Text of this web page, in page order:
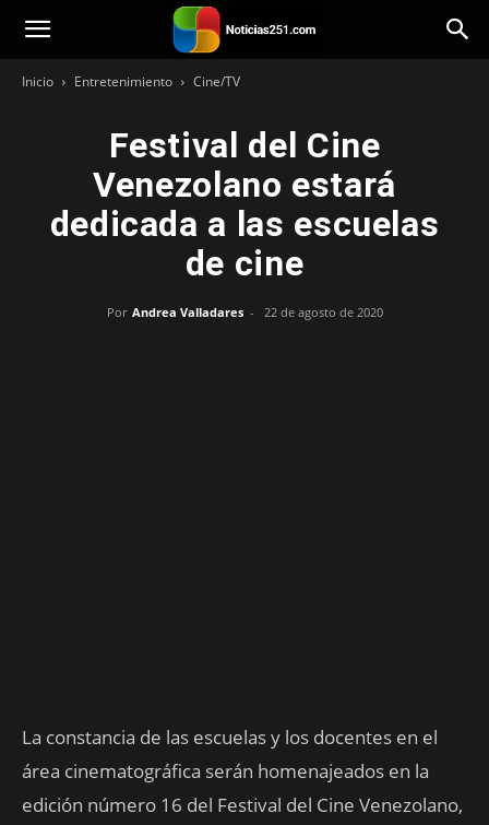
Noticias251
Inicio Entretenimiento Cine/TV
Festival del Cine
Venezolano estará
dedicada a las escuelas
de cine
Por Andrea Valladares - 22 de agosto de 2020
La constancia de las escuelas y los docentes en el
área cinematográfica serán homenajeados en la
edición número 16 del Festival del Cine Venezolano,